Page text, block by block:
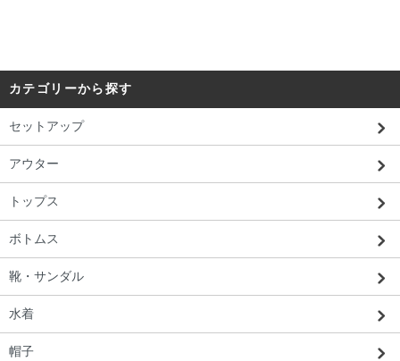
カテゴリーから探す
セットアップ
アウター
トップス
ボトムス
靴・サンダル
水着
帽子